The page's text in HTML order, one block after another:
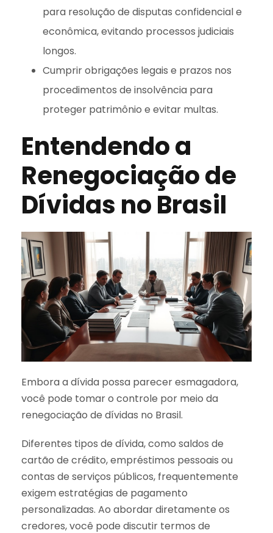
para resolução de disputas confidencial e
econômica, evitando processos judiciais
longos.
Cumprir obrigações legais e prazos nos
procedimentos de insolvência para
proteger patrimônio e evitar multas.
Entendendo a
Renegociação de
Dívidas no Brasil
Embora a dívida possa parecer esmagadora,
você pode tomar o controle por meio da
renegociação de dívidas no Brasil.
Diferentes tipos de dívida, como saldos de
cartão de crédito, empréstimos pessoais ou
contas de serviços públicos, frequentemente
exigem estratégias de pagamento
personalizadas. Ao abordar diretamente os
credores, você pode discutir termos de